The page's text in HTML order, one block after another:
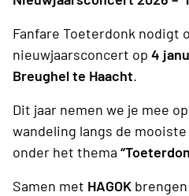
Fanfare Toeterdonk nodigt
nieuwjaarsconcert op 4
Breughel te Haacht.
Dit jaar nemen we je mee
wandeling langs de
onder het thema
Samen met HAGOK